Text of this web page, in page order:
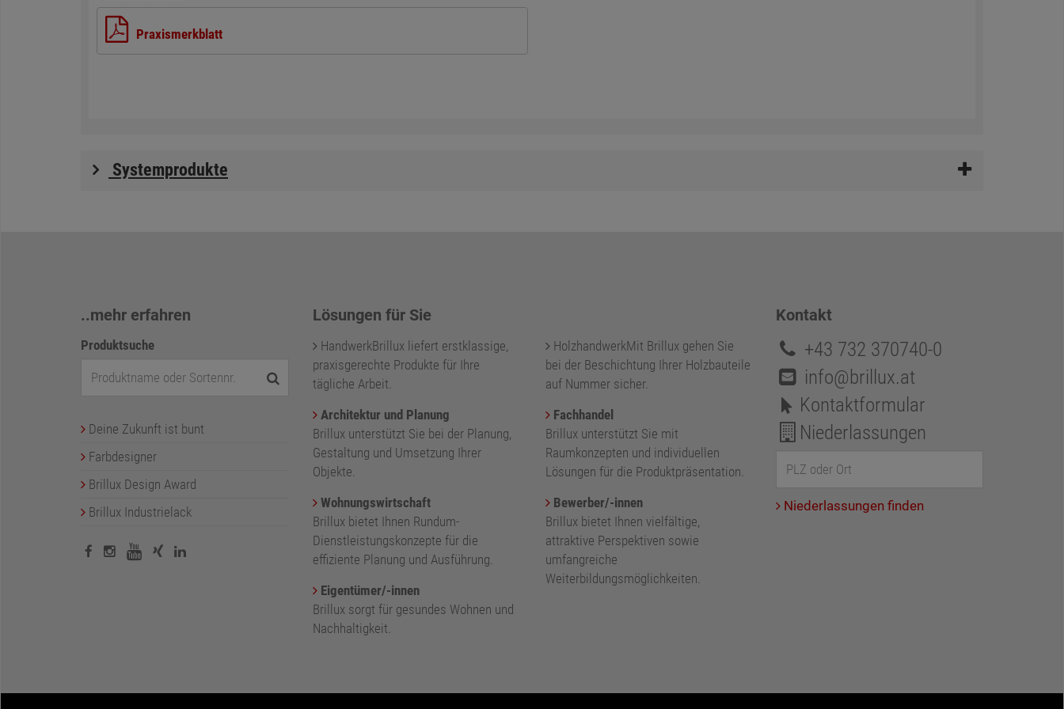
Praxismerkblatt
Systemprodukte
..mehr erfahren
Produktsuche
Deine Zukunft ist bunt
Farbdesigner
Brillux Design Award
Brillux Industrielack
Lösungen für Sie
HandwerkBrillux liefert erstklassige,
praxisgerechte Produkte für Ihre
tägliche Arbeit.
Architektur und Planung
Brillux unterstützt Sie bei der Planung,
Gestaltung und Umsetzung Ihrer
Objekte.
Wohnungswirtschaft
Brillux bietet Ihnen Rundum-
Dienstleistungskonzepte für die
effiziente Planung und Ausführung.
Eigentümer/-innen
Brillux sorgt für gesundes Wohnen und
Nachhaltigkeit.
HolzhandwerkMit Brillux gehen Sie
bei der Beschichtung Ihrer Holzbauteile
auf Nummer sicher.
Fachhandel
Brillux unterstützt Sie mit
Raumkonzepten und individuellen
Lösungen für die Produktpräsentation.
Bewerber/-innen
Brillux bietet Ihnen vielfältige,
attraktive Perspektiven sowie
umfangreiche
Weiterbildungsmöglichkeiten.
Kontakt
+43 732 370740-0
info@brillux.at
Kontaktformular
Niederlassungen
Niederlassungen finden